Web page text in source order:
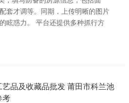
套才调等。同期，上传明晰的图片
眩惑力。 平台还提供多种抓行方
品及收藏品批发 莆田市科兰池
考